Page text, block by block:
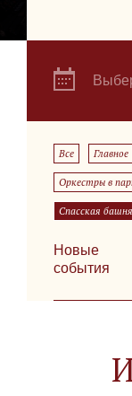
Все Главное
Оркестры в
Спасская
Новые
события